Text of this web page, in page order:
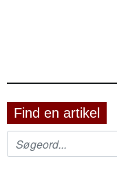
Find en artikel